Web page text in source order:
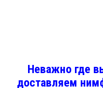
Неважно где
доставляем